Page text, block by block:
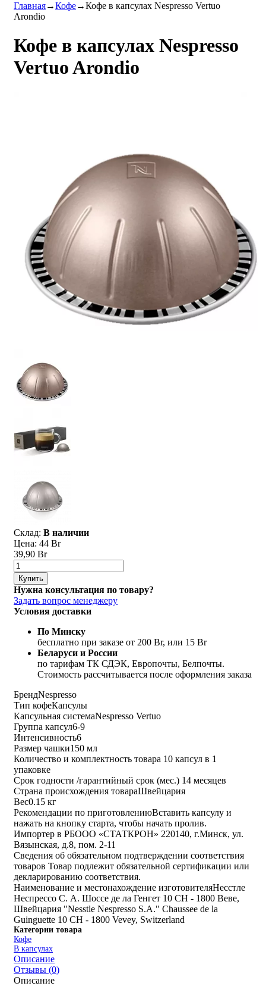
Главная→Кофе→Кофе в капсулах Nespresso Vertuo
Arondio
Кофе в капсулах Nespresso
Vertuo Arondio
Склад: В наличии
Цена: 44 Br
39,90 Br
Купить
Нужна консультация по товару?
Задать вопрос менеджеру
Условия доставки
По Минску
бесплатно при заказе от 200 Br, или 15 Br
Беларуси и России
по тарифам ТК СДЭК, Европочты, Белпочты.
Стоимость рассчитывается после оформления заказа
БрендNespresso
Тип кофеКапсулы
Капсульная системаNespresso Vertuo
Группа капсул6-9
Интенсивность6
Размер чашки150 мл
Количество и комплектность товара 10 капсул в 1
упаковке
Срок годности /гарантийный срок (мес.) 14 месяцев
Страна происхождения товараШвейцария
Вес0.15 кг
Рекомендации по приготовлениюВставить капсулу и
нажать на кнопку старта, чтобы начать пролив.
Импортер в РБООО «СТАТКРОН» 220140, г.Минск, ул.
Вязынская, д.8, пом. 2-11
Сведения об обязательном подтверждении соответствия
товаров Товар подлежит обязательной сертификации или
декларированию соответствия.
Наименование и местонахождение изготовителяНесстле
Неспрессо С. А. Шоссе де ла Генгет 10 CH - 1800 Веве,
Швейцария "Nesstle Nespresso S.A." Chaussee de la
Guinguette 10 CH - 1800 Vevey, Switzerland
Категории товара
Кофе
В капсулах
Описание
Отзывы (0)
Описание